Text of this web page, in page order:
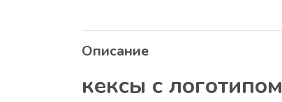
Описание
кексы с логотипом